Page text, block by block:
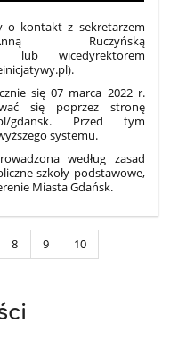
o kontakt z sekretarzem
Ruczyńską
lub wicedyrektorem
się 07 marca 2022 r.
się poprzez stronę
gdansk. Przed tym
systemu.
według zasad
szkoły podstawowe,
Miasta Gdańsk.
8 9
10